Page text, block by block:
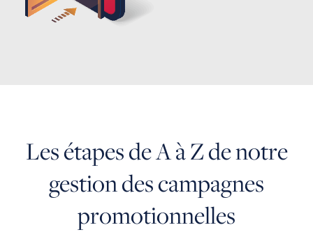
Les étapes de A à Z de notre
gestion des campagnes
promotionnelles